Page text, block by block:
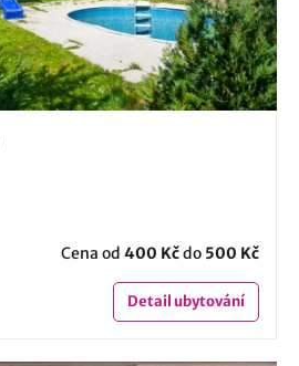
Cena od 400 Kčdo 500 Kč
Detailubytování